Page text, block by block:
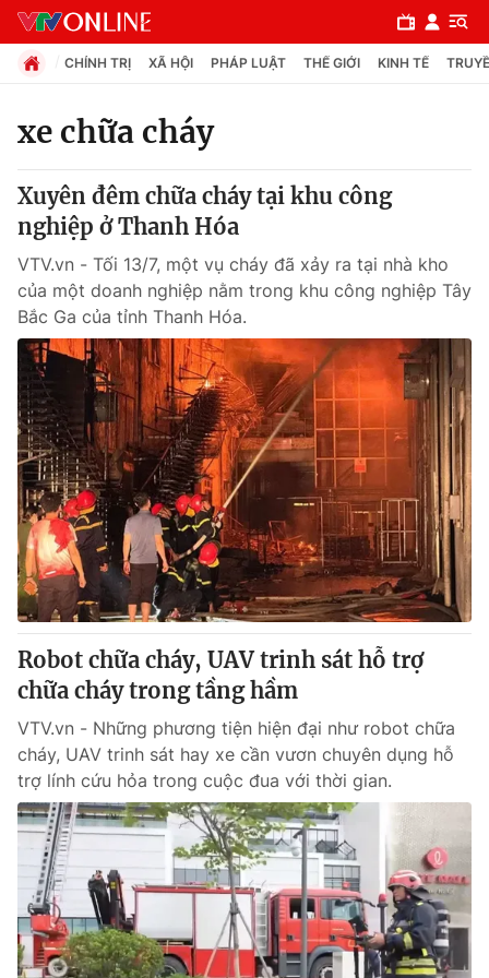
Chuyên mục
Chính trị
Xã hội
Pháp luật
Y tế
Thế giới
Tin tức
Thế giới đó đây
Câu chuyện quốc tế
Kinh tế
Tài chính
Thị trường
Góc doanh nghiệp
Dữ liệu và đời sống
Truyền hình
Hậu trường
Nhân vật
Khán giả
Giải sao mai
Giải trí
Điện ảnh
Âm nhạc
Sao
Đời sống
Du lịch
Làm đẹp
Chất lượng cuộc sống
Giáo dục
Tuyển sinh
Học trực tuyến
Công nghệ
Hitech Công nghệ tương lai
CHÍNH TRỊ XÃ HỘI PHÁP LUẬT THẾ GIỚI KINH TẾ
xe chữa cháy
Xuyên đêm chữa cháy tại khu công
nghiệp ở Thanh Hóa
VTV.vn - Tối 13/7, một vụ cháy đã xảy ra tại nhà kho
của một doanh nghiệp nằm trong khu công nghiệp Tây
Bắc Ga của tỉnh Thanh Hóa.
Robot chữa cháy, UAV trinh sát hỗ trợ
chữa cháy trong tầng hầm
VTV.vn - Những phương tiện hiện đại như robot chữa
cháy, UAV trinh sát hay xe cần vươn chuyên dụng hỗ
trợ lính cứu hỏa trong cuộc đua với thời gian.